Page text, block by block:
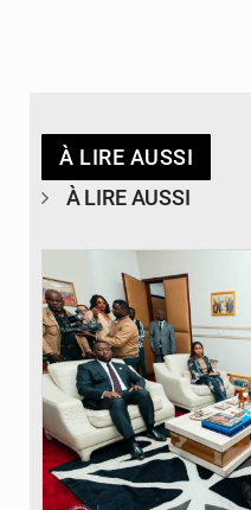
À LIRE AUSSI
À LIRE AUSSI